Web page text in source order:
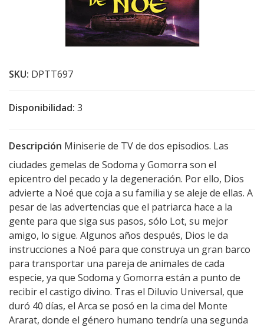
SKU: DPTT697
Disponibilidad: 3
Descripción Miniserie de TV de dos episodios. Las
ciudades gemelas de Sodoma y Gomorra son el
epicentro del pecado y la degeneración. Por ello, Dios
advierte a Noé que coja a su familia y se aleje de ellas. A
pesar de las advertencias que el patriarca hace a la
gente para que siga sus pasos, sólo Lot, su mejor
amigo, lo sigue. Algunos años después, Dios le da
instrucciones a Noé para que construya un gran barco
para transportar una pareja de animales de cada
especie, ya que Sodoma y Gomorra están a punto de
recibir el castigo divino. Tras el Diluvio Universal, que
duró 40 días, el Arca se posó en la cima del Monte
Ararat, donde el género humano tendría una segunda